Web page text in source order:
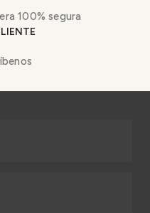
100% segura